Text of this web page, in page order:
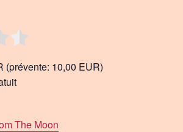
(prévente: 10,00 EUR)
The Moon